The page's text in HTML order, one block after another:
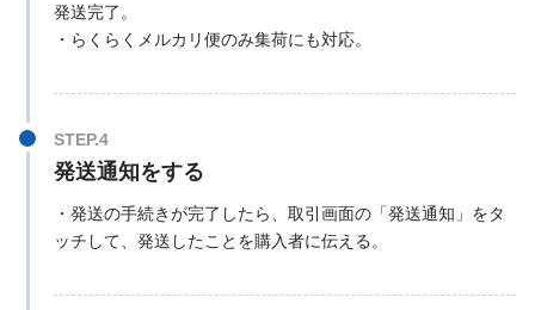
発送完了。
・らくらくメルカリ便のみ集荷にも対応。
発送通知をする
・発送の手続きが完了したら、取引画面の「発送通知」をタ
ッチして、発送したことを購入者に伝える。